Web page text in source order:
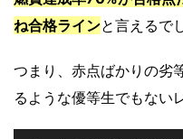
ね合格ラインと言えるで
つまり、赤点ばかりの劣
るような優等生でもない